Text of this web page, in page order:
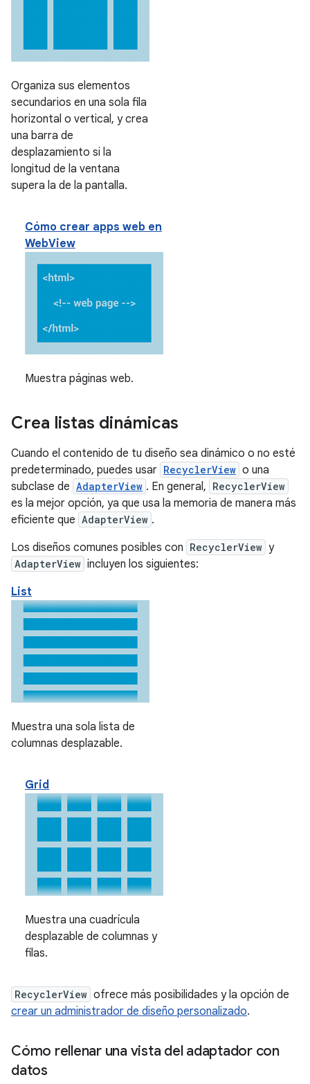
Organiza sus elementos
secundarios en una sola fila
horizontal o vertical, y crea
una barra de
desplazamiento si la
longitud de la ventana
supera la de la pantalla.
Cómo crear apps web en
WebView
Muestra páginas web.
Crea listas dinámicas
Cuando el contenido de tu diseño sea dinámico o no esté
predeterminado, puedes usar RecyclerView o una
subclase de AdapterView . En general, RecyclerView
es la mejor opción, ya que usa la memoria de manera más
eficiente que AdapterView .
Los diseños comunes posibles con RecyclerView y
AdapterView incluyen los siguientes:
List
Muestra una sola lista de
columnas desplazable.
Grid
Muestra una cuadrícula
desplazable de columnas y
filas.
RecyclerView ofrece más posibilidades y la opción de
crear un administrador de diseño personalizado.
Cómo rellenar una vista del adaptador con
datos